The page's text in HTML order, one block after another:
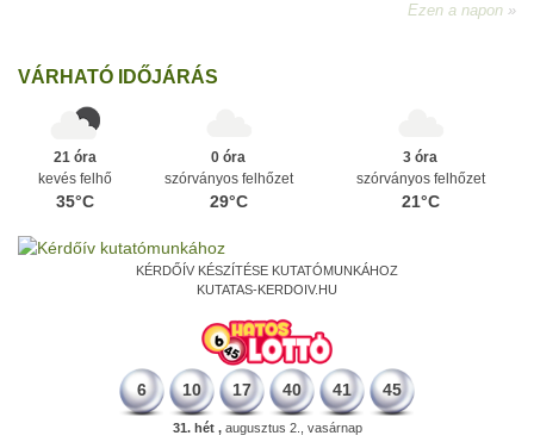
VÁRHATÓ IDŐJÁRÁS
21 óra
kevés felhő
35°C
0 óra
szórványos felhőzet
29°C
3 óra
szórványos felhőzet
21°C
KÉRDŐÍV KÉSZÍTÉSE KUTATÓMUNKÁHOZ
KUTATAS-KERDOIV.HU
6 10 17 40 41 45
31. hét ,augusztus 2., vasárnap